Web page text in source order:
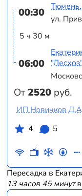
00:30
5 ч 30 м
06:00
От2520 руб.
ул.
ИП Новичков
4
5
Пересадка в
13 часов 45 минутв